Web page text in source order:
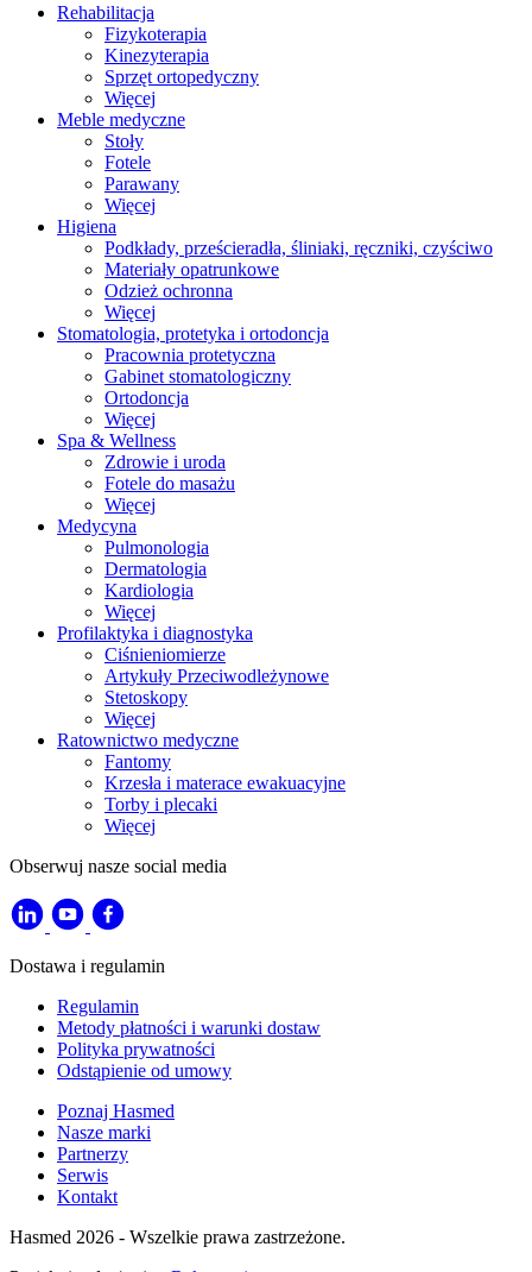
Rehabilitacja
Fizykoterapia
Kinezyterapia
Sprzęt ortopedyczny
Więcej
Meble medyczne
Stoły
Fotele
Parawany
Więcej
Higiena
Podkłady, prześcieradła, śliniaki, ręczniki, czyściwo
Materiały opatrunkowe
Odzież ochronna
Więcej
Stomatologia, protetyka i ortodoncja
Pracownia protetyczna
Gabinet stomatologiczny
Ortodoncja
Więcej
Spa & Wellness
Zdrowie i uroda
Fotele do masażu
Więcej
Medycyna
Pulmonologia
Dermatologia
Kardiologia
Więcej
Profilaktyka i diagnostyka
Ciśnieniomierze
Artykuły Przeciwodleżynowe
Stetoskopy
Więcej
Ratownictwo medyczne
Fantomy
Krzesła i materace ewakuacyjne
Torby i plecaki
Więcej
Obserwuj nasze social media
Dostawa i regulamin
Regulamin
Metody płatności i warunki dostaw
Polityka prywatności
Odstąpienie od umowy
Poznaj Hasmed
Nasze marki
Partnerzy
Serwis
Kontakt
Hasmed 2026 - Wszelkie prawa zastrzeżone.